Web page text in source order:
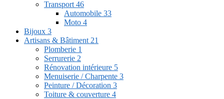
Transport 46
Automobile 33
Moto 4
Bijoux 3
Artisans & Bâtiment 21
Plomberie 1
Serrurerie 2
Rénovation intérieure 5
Menuiserie / Charpente 3
Peinture / Décoration 3
Toiture & couverture 4